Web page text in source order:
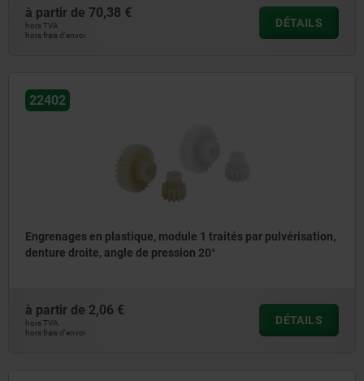
à partir de 70,38 €
hors TVA
hors frais d’envoi
DÉTAILS
22402
Engrenages en plastique, module 1 traités par pulvérisation,
denture droite, angle de pression 20°
à partir de 2,06 €
hors TVA
hors frais d’envoi
DÉTAILS